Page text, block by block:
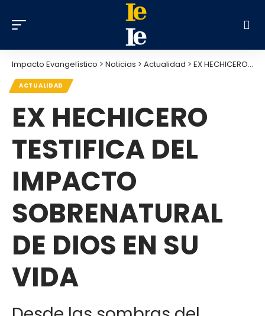
Impacto Evangelístico > Noticias > Actualidad > EX HECHICERO TESTIFICA DEL IMPACTO SOBRENATURAL DE DIOS EN SU VIDA
ACTUALIDAD
EX HECHICERO
TESTIFICA DEL
IMPACTO
SOBRENATURAL
DE DIOS EN SU
VIDA